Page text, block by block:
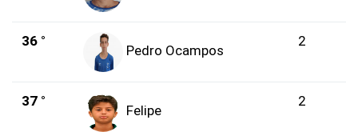
36 °
Pedro Ocampos
2
37 °
Felipe
2